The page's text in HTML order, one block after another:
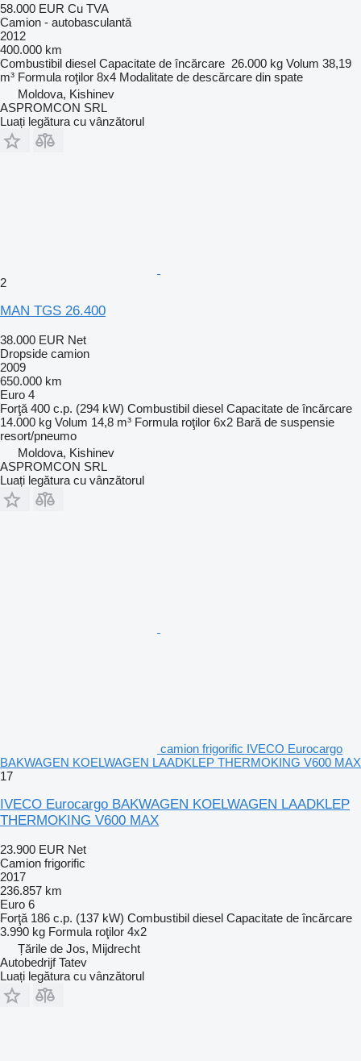
58.000 EUR Cu TVA
Camion - autobasculantă
2012
400.000 km
Combustibil diesel Capacitate de încărcare 26.000 kg Volum 38,19
m³ Formula roţilor 8x4 Modalitate de descărcare din spate
Moldova, Kishinev
ASPROMCON SRL
Luați legătura cu vânzătorul
2
MAN TGS 26.400
38.000 EUR Net
Dropside camion
2009
650.000 km
Euro 4
Forţă 400 c.p. (294 kW) Combustibil diesel Capacitate de încărcare
14.000 kg Volum 14,8 m³ Formula roţilor 6x2 Bară de suspensie
resort/pneumo
Moldova, Kishinev
ASPROMCON SRL
Luați legătura cu vânzătorul
camion frigorific IVECO Eurocargo
BAKWAGEN KOELWAGEN LAADKLEP THERMOKING V600 MAX
17
IVECO Eurocargo BAKWAGEN KOELWAGEN LAADKLEP
THERMOKING V600 MAX
23.900 EUR Net
Camion frigorific
2017
236.857 km
Euro 6
Forţă 186 c.p. (137 kW) Combustibil diesel Capacitate de încărcare
3.990 kg Formula roţilor 4x2
Țările de Jos, Mijdrecht
Autobedrijf Tatev
Luați legătura cu vânzătorul